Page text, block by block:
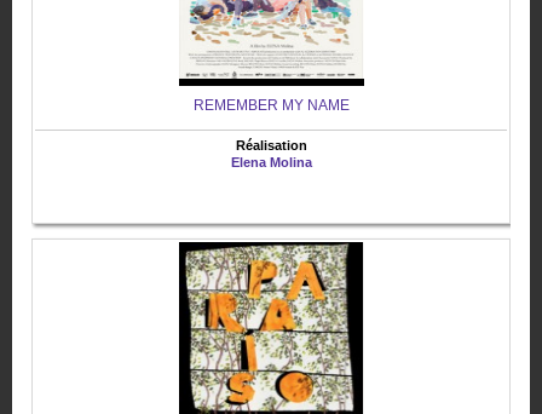
REMEMBER MY NAME
Réalisation
Elena Molina